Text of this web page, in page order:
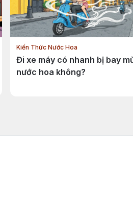
Kiến Thức Nước Hoa
Đi xe máy có nhanh bị bay
nước hoa không?